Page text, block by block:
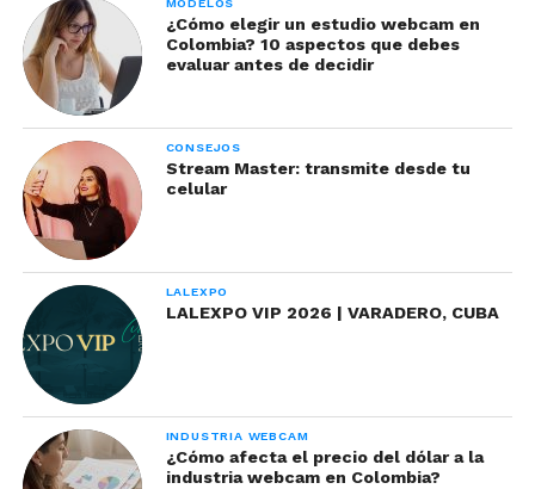
MODELOS
¿Cómo elegir un estudio webcam en
Colombia? 10 aspectos que debes
evaluar antes de decidir
CONSEJOS
Stream Master: transmite desde tu
celular
LALEXPO
LALEXPO VIP 2026 | VARADERO, CUBA
INDUSTRIA WEBCAM
¿Cómo afecta el precio del dólar a la
industria webcam en Colombia?